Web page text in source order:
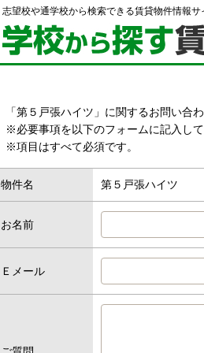
志望校や通学校から検索できる賃貸物件情報サ
「第５戸張ハイツ」に関するお問い合
※必要事項を以下のフォームに記入し
※項目はすべて必須です。
物件名 第５戸張ハイツ
お名前
Ｅメール